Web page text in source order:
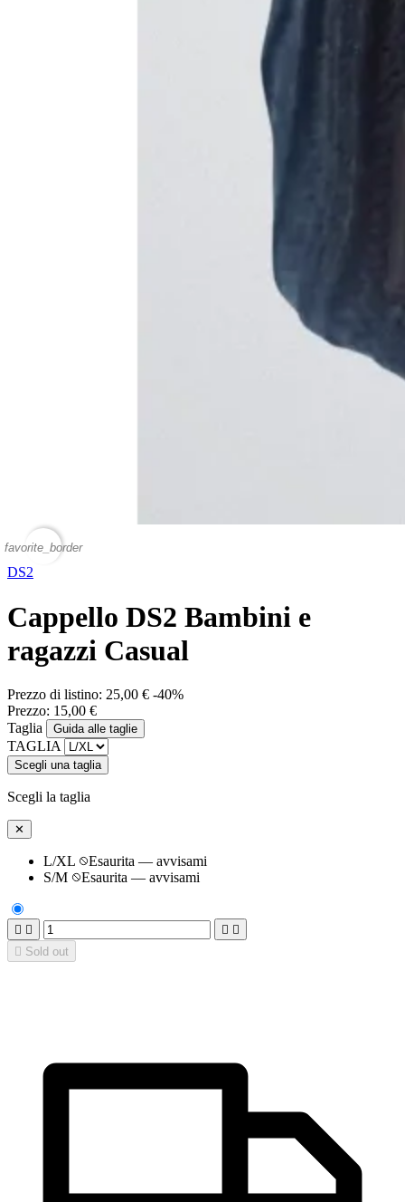
favorite_border
DS2
Cappello DS2 Bambini e
ragazzi Casual
Prezzo di listino: 25,00 € -40%
Prezzo: 15,00 €
Taglia
Guida alle taglie
TAGLIA
Scegli una taglia
Scegli la taglia
✕
L/XL
Esaurita — avvisami
S/M
Esaurita — avvisami
   
 Sold out